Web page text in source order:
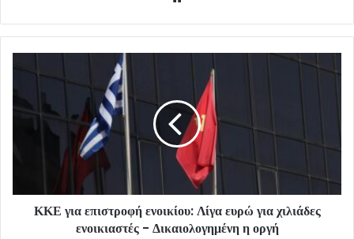
ΚΚΕ για επιστροφή ενοικίου: Λίγα ευρώ για χιλιάδες
ενοικιαστές - Δικαιολογημένη η οργή